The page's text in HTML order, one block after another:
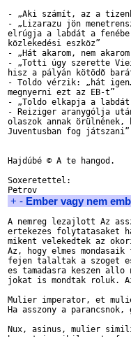
- „Aki számít, az a
- „Lizarazu jön
elrúgja a labdát a
közlekedési eszköz”
- „Hát akarom, nem
- „Totti úgy szerette
hisz a pályán kötödõ
- Toldo vérzik: „hát
megnyerni ezt az EB-t”
- „Toldo elkapja a
- Reiziger aranygólja
olaszok annak
Juventusban fog játszani”
Hajdúbé © A te hangod.
Soxeretettel:
+ - Ember vagy nem
A nemreg lezajlott Az
ertekezes folytatasaket
mikent velekedtek az
Az, hogy elmes
fejen talaltak a szoget
es tamadasra keszen allo
jokat is mondtak roluk.
Mulier imperator, et
Ha asszony a
Nux, asinus, mulier